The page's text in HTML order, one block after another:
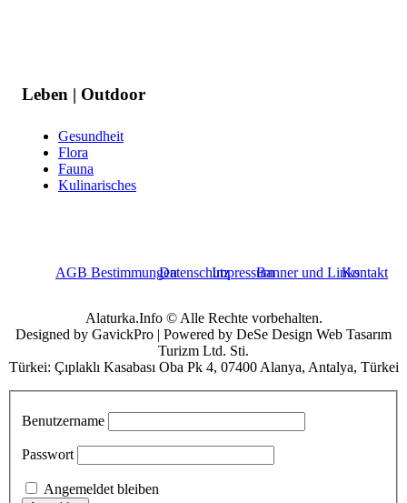
Leben | Outdoor
Gesundheit
Flora
Fauna
Kulinarisches
AGB BestimmungenDatenschutzImpressumBanner und LinksKontakt
Alaturka.Info © Alle Rechte vorbehalten.
Designed by GavickPro | Powered by DeSe Design Web Tasarım
Turizm Ltd. Sti.
Türkei: Çıplaklı Kasabası Oba Pk 4, 07400 Alanya, Antalya, Türkei
Benutzername
Passwort
Angemeldet bleiben